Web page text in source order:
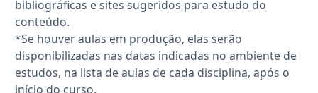
bibliográficas e sites sugeridos para estudo do
conteúdo.
*Se houver aulas em produção, elas serão
disponibilizadas nas datas indicadas no ambiente de
estudos, na lista de aulas de cada disciplina, após o
início do curso.